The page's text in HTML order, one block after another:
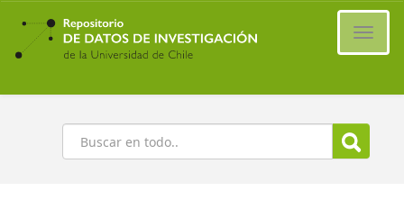
Ir
contenido
principal
Buscar